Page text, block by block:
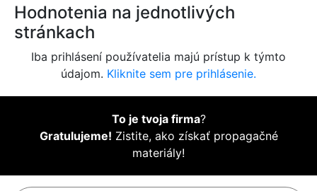
Hodnotenia na jednotlivých
stránkach
Iba prihlásení používatelia majú prístup k týmto
údajom. Kliknite sem pre prihlásenie.
To je tvoja firma?
Gratulujeme! Zistite, ako získať propagačné
materiály!